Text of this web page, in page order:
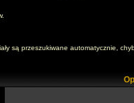
są przeszukiwane automatycznie,